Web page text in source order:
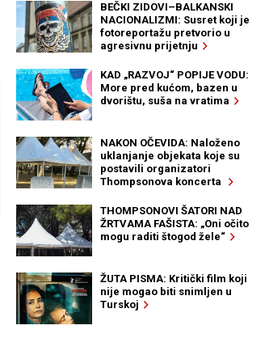
BEČKI ZIDOVI–BALKANSKI
NACIONALIZMI: Susret koji je
fotoreportažu pretvorio u
agresivnu prijetnju
KAD „RAZVOJ“ POPIJE VODU:
More pred kućom, bazen u
dvorištu, suša na vratima
NAKON OČEVIDA: Naloženo
uklanjanje objekata koje su
postavili organizatori
Thompsonova koncerta
THOMPSONOVI ŠATORI NAD
ŽRTVAMA FAŠISTA: „Oni očito
mogu raditi štogod žele“
ŽUTA PISMA: Kritički film koji
nije mogao biti snimljen u
Turskoj